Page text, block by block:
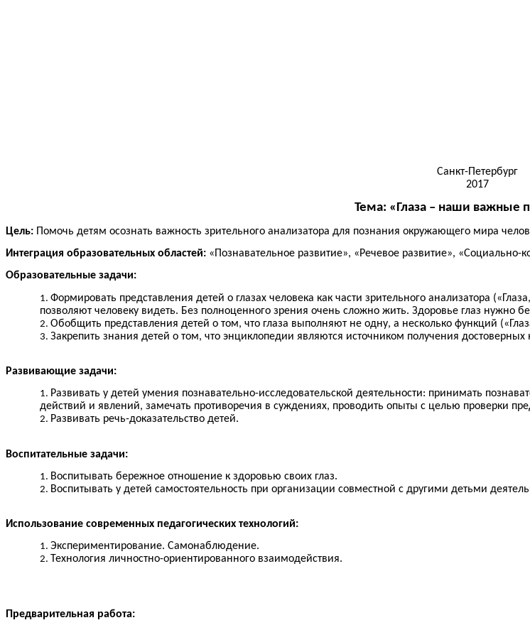
Санкт-Петербург
2017
Тема: «Глаза – наши важные
Цель: Помочь детям осознать важность зрительного анализатора для познания окружающего мира
Интеграция образовательных областей: «Познавательное развитие», «Речевое развитие»,
Образовательные задачи:
Формировать представления детей о глазах человека как части зрительного анализатора
позволяют человеку видеть. Без полноценного зрения очень сложно жить. Здоровье глаз нужно
Обобщить представления детей о том, что глаза выполняют не одну, а несколько функций
Закрепить знания детей о том, что энциклопедии являются источником получения
Развивающие задачи:
Развивать у детей умения познавательно-исследовательской деятельности: принимать
действий и явлений, замечать противоречия в суждениях, проводить опыты с целью проверки
Развивать речь-доказательство детей.
Воспитательные задачи:
Воспитывать бережное отношение к здоровью своих глаз.
Воспитывать у детей самостоятельность при организации совместной с другими детьми
Использование современных педагогических технологий:
Экспериментирование. Самонаблюдение.
Технология личностно-ориентированного взаимодействия.
Предварительная работа: